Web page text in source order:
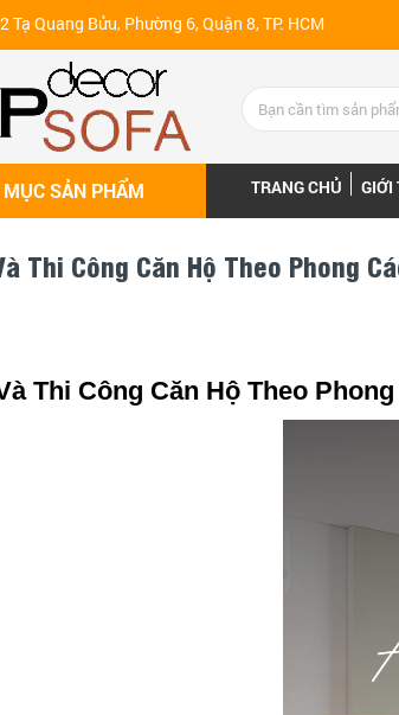
Tạ Quang Bửu, Phường 6, Quận 8, TP. HCM
MỤC SẢN PHẨM TRANG CHỦ GIỚI
Thi Công Căn Hộ Theo Phong
Thi Công Căn Hộ Theo